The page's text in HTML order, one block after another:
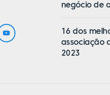
negócio de
16 dos
associação
2023